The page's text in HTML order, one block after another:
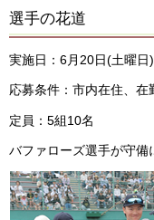
選手の花道
実施日：6月20日(土曜
応募条件：市内在住、
定員：5組10名
バファローズ選手が守備